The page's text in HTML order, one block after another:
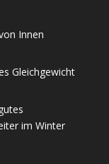
Innen
Gleichgewicht
im Winter